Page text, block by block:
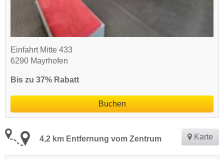
Einfahrt Mitte 433
6290 Mayrhofen
Bis zu 37% Rabatt
Buchen
4,2 km Entfernung vom Zentrum Karte